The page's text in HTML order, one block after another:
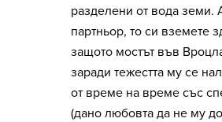
разделени от вода земи.
партньор, то си вземете
защото мостът във
заради тежестта му се
от време на време със
(дано любовта да не му